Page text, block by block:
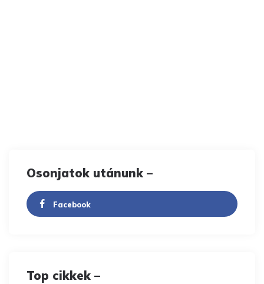
Osonjatok utánunk –
Facebook
Top cikkek –